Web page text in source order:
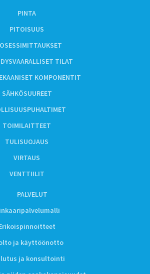
PINTA
PITOISUUS
TILAT
KOMPONENTIT
SÄHKÖSUUREET
TOIMILAITTEET
TULISUOJAUS
VIRTAUS
VENTTIILIT
PALVELUT
ja käyttöönotto
ja konsultointi